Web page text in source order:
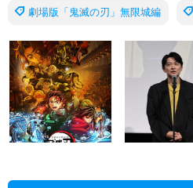
劇場版「鬼滅の刃」無限城編